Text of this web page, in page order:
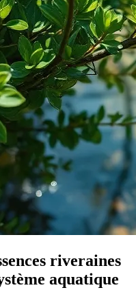
riveraines
aquatique